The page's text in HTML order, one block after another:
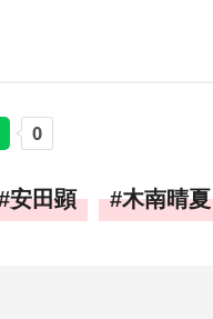
安田顕 木南晴夏